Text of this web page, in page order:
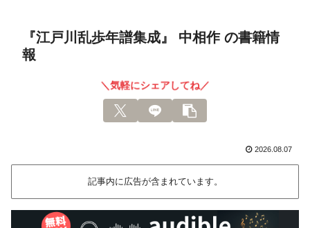
『江戸川乱歩年譜集成』 中相作 の書籍情
報
＼気軽にシェアしてね／
2026.08.07
記事内に広告が含まれています。